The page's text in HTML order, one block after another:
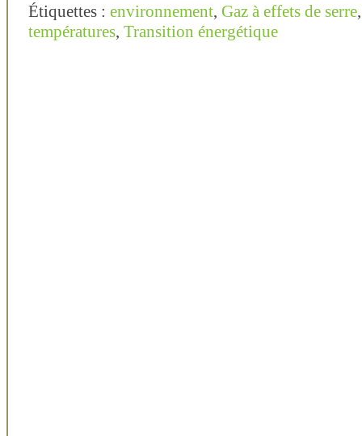
Étiquettes : environnement, Gaz à effets de serre
températures, Transition énergétique